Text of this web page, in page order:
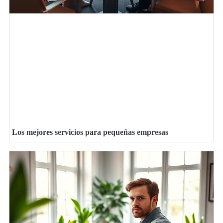
Los mejores servicios para pequeñas empresas